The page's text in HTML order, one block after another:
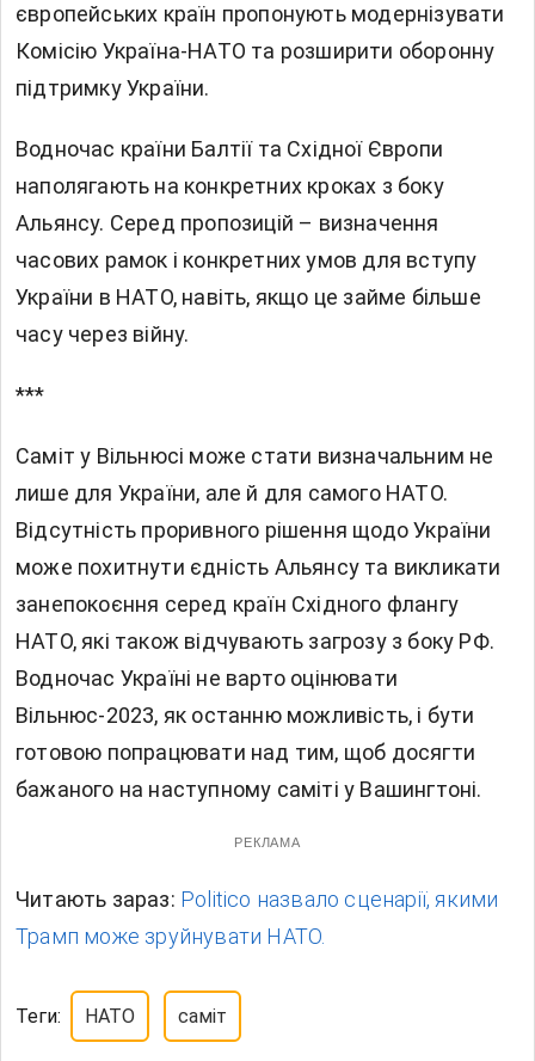
європейських країн пропонують модернізувати
Комісію Україна-НАТО та розширити оборонну
підтримку України.
Водночас країни Балтії та Східної Європи
наполягають на конкретних кроках з боку
Альянсу. Серед пропозицій – визначення
часових рамок і конкретних умов для вступу
України в НАТО, навіть, якщо це займе більше
часу через війну.
***
Саміт у Вільнюсі може стати визначальним не
лише для України, але й для самого НАТО.
Відсутність проривного рішення щодо України
може похитнути єдність Альянсу та викликати
занепокоєння серед країн Східного флангу
НАТО, які також відчувають загрозу з боку РФ.
Водночас Україні не варто оцінювати
Вільнюс-2023, як останню можливість, і бути
готовою попрацювати над тим, щоб досягти
бажаного на наступному саміті у Вашингтоні.
РЕКЛАМА
Читають зараз: Politico назвало сценарії, якими
Трамп може зруйнувати НАТО.
Теги: НАТО саміт